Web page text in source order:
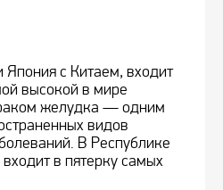
с Китаем, входит
высокой в мире
желудка — одним
видов
В Республике
входит в пятерку самых